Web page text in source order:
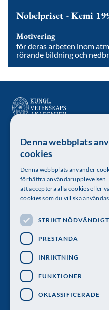
Nobelpriset - Kemi
Motivering
för deras arbeten inom
rörande bildning och
Kungl.
Besöksadress: Lilla
Telefon: 08-673 95 00
Följ oss
Denna webbplats
cookies
Denna webbplats använder
förbättra användarupplevelsen.
att acceptera alla cookies eller
cookies som du vill ska
STRIKT NÖDVÄNDIGT
PRESTANDA
INRIKTNING
FUNKTIONER
OKLASSIFICERADE